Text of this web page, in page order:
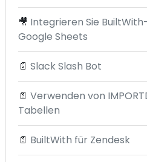
🎥 Integrieren Sie
Google Sheets
📄 Slack Slash Bot
📄 Verwenden von
Tabellen
📄 BuiltWith für Zendesk